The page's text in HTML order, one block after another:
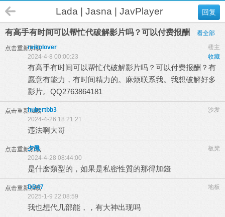
回复
Lada | Jasna | JavPlayer
有高手有时间可以帮忙代破解影片吗？可以付费报酬 看全部
点击重新加载 楼主
reikolover
收藏
2024-4-8 00:00:23
有高手有时间可以帮忙代破解影片吗？可以付费报酬？有
愿意有能力，有时间精力的。麻烦联系我。我想破解好多
影片。QQ2763864181
点击重新加载 沙发
hubertbb3
2024-4-26 18:21:21
违法啊大哥
点击重新加载 板凳
夕風
2024-4-28 08:44:00
是什麽類型的，如果是私密性質的那得加錢
点击重新加载 地板
DD47
2025-1-9 22:08:59
我也想代几部能，，有大神出现吗